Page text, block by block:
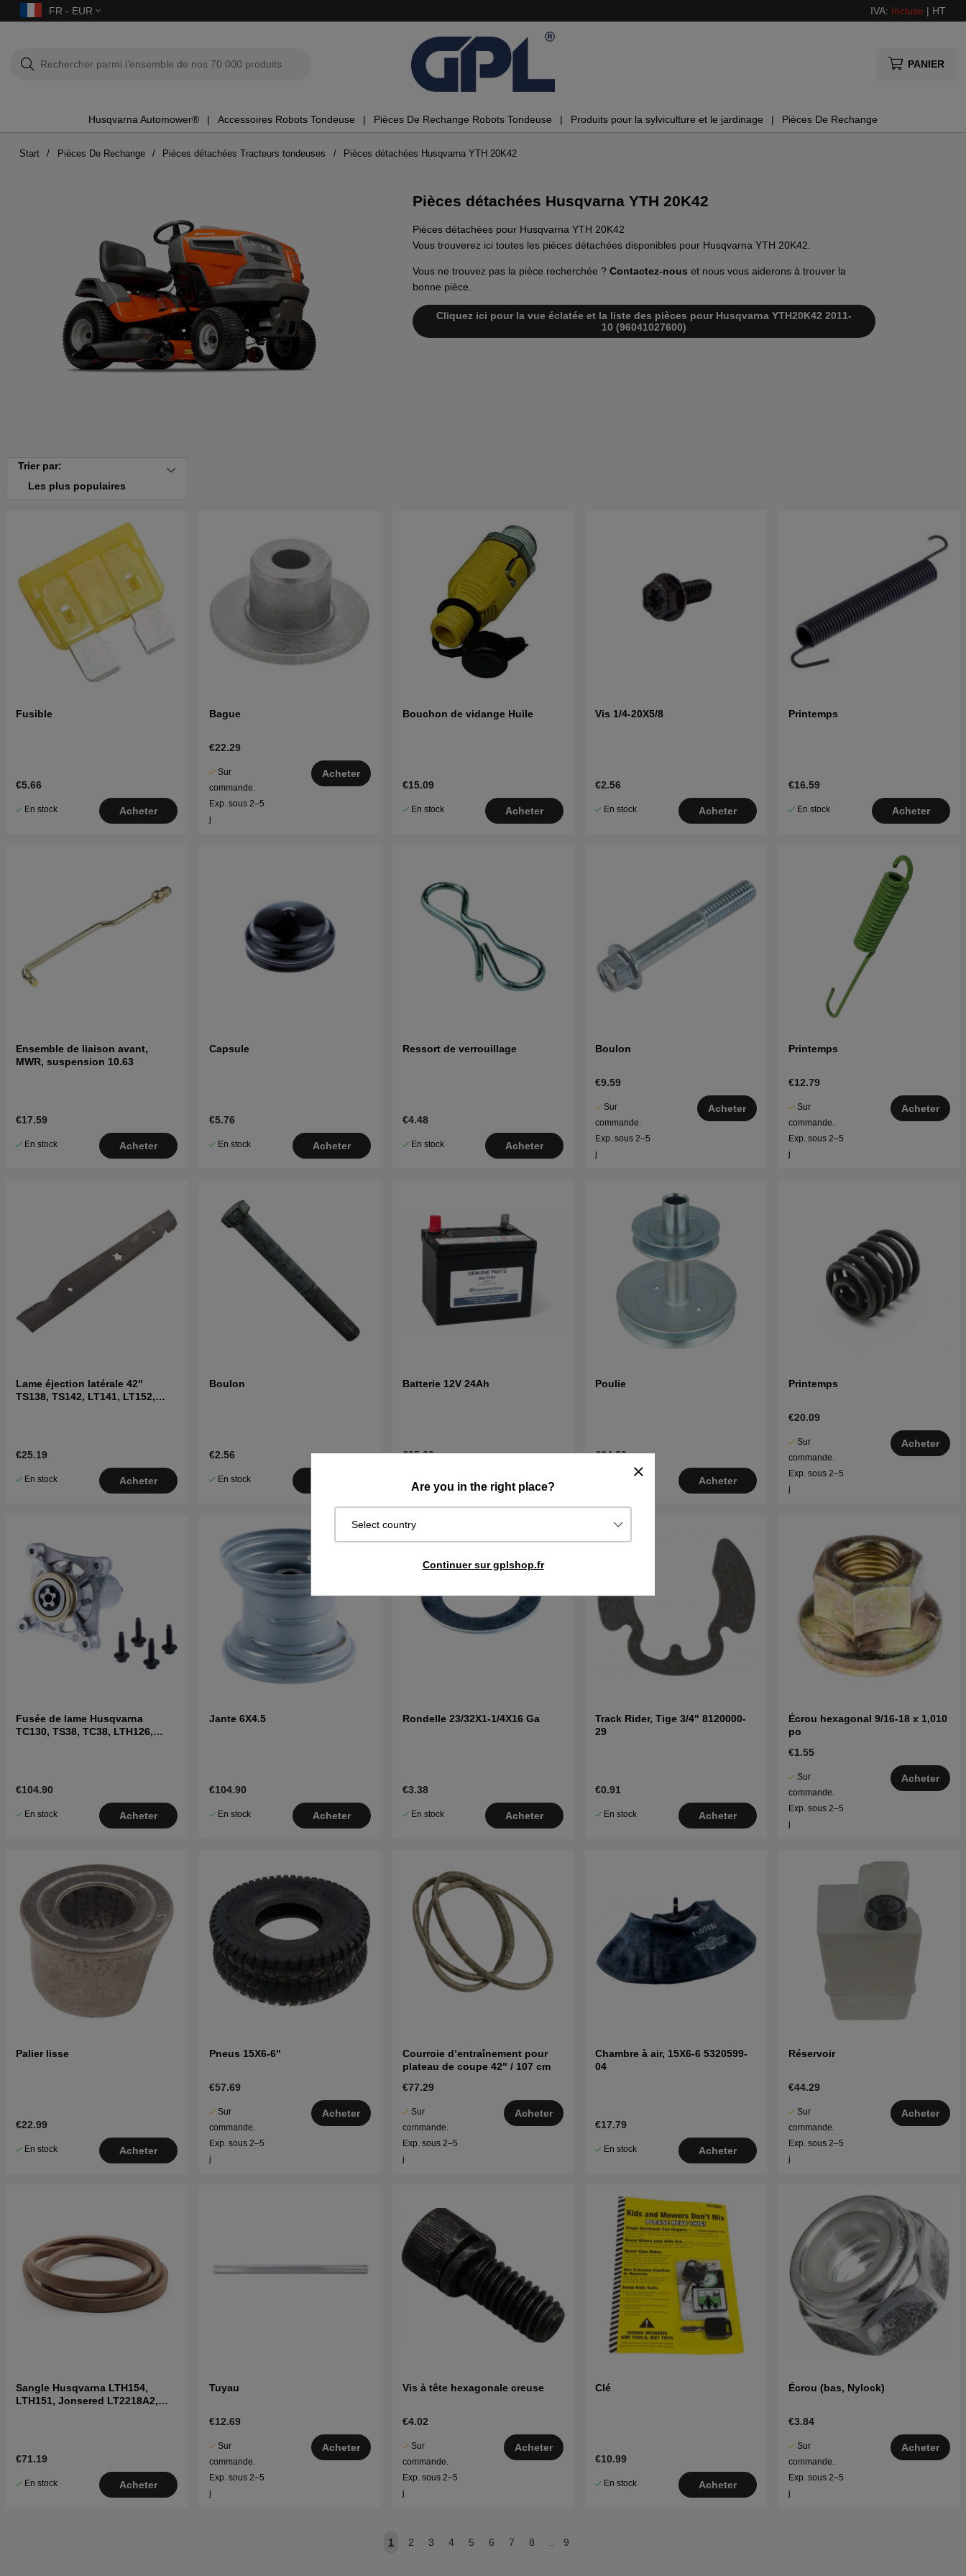
FR - EUR IVA: Incluse | HT
PANIER
Husqvarna Automower® Accessoires Robots Tondeuse Pièces De Rechange Robots Tondeuse Produits pour la sylviculture et le jardinage Pièces De Rechange
Are you in the right place?
Select country
Continuer sur gplshop.fr
Start Pièces De Rechange Pièces détachées Tracteurs tondeuses Pièces détachées Husqvarna YTH 20K42
Pièces détachées Husqvarna YTH 20K42
Pièces détachées pour Husqvarna YTH 20K42
Vous trouverez ici toutes les pièces détachées disponibles pour Husqvarna YTH 20K42.
Vous ne trouvez pas la pièce recherchée ? Contactez-nous et nous vous aiderons à trouver la
bonne pièce.
Cliquez ici pour la vue éclatée et la liste des pièces pour Husqvarna YTH20K42 2011-
10 (96041027600)
Trier par:
Les plus populaires
Fusible
€5.66
En stock Acheter
Bague
€22.29
Sur
commande.
Exp. sous 2–5
j
Acheter
Bouchon de vidange Huile
€15.09
En stock Acheter
Vis 1/4-20X5/8
€2.56
En stock Acheter
Printemps
€16.59
En stock Acheter
Ensemble de liaison avant,
MWR, suspension 10.63
€17.59
En stock Acheter
Capsule
€5.76
En stock Acheter
Ressort de verrouillage
€4.48
En stock Acheter
Boulon
€9.59
Sur
commande.
Exp. sous 2–5
j
Acheter
Printemps
€12.79
Sur
commande.
Exp. sous 2–5
j
Acheter
Lame éjection latérale 42"
TS138, TS142, LT141, LT152,
€25.19
En stock Acheter
Boulon
€2.56
En stock
Batterie 12V 24Ah
€95.39
Surveiller
Poulie
€24.89
En stock Acheter
Printemps
€20.09
Sur
commande.
Exp. sous 2–5
j
Acheter
Fusée de lame Husqvarna
TC130, TS38, TC38, LTH126,
€104.90
En stock Acheter
Jante 6X4.5
€104.90
En stock Acheter
Rondelle 23/32X1-1/4X16 Ga
€3.38
En stock Acheter
Track Rider, Tige 3/4" 8120000-
29
€0.91
En stock Acheter
Écrou hexagonal 9/16-18 x 1,010
po
€1.55
Sur
commande.
Exp. sous 2–5
j
Acheter
Palier lisse
€22.99
En stock Acheter
Pneus 15X6-6"
€57.69
Sur
commande.
Exp. sous 2–5
j
Acheter
Courroie d’entraînement pour
plateau de coupe 42" / 107 cm
€77.29
Sur
commande.
Exp. sous 2–5
j
Acheter
Chambre à air, 15X6-6 5320599-
04
€17.79
En stock Acheter
Réservoir
€44.29
Sur
commande.
Exp. sous 2–5
j
Acheter
Sangle Husqvarna LTH154,
LTH151, Jonsered LT2218A2,
€71.19
En stock Acheter
Tuyau
€12.69
Sur
commande.
Exp. sous 2–5
j
Acheter
Vis à tête hexagonale creuse
€4.02
Sur
commande.
Exp. sous 2–5
j
Acheter
Clé
€10.99
En stock Acheter
Écrou (bas, Nylock)
€3.84
Sur
commande.
Exp. sous 2–5
j
Acheter
1 2 3 4 5 6 7 8 .. 9